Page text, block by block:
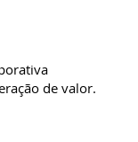
de valor.